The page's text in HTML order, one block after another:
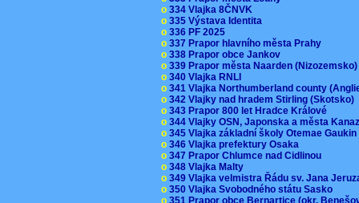
o 334 Vlajka 8ČNVK
o 335 Výstava Identita
o 336 PF 2025
o 337 Prapor hlavního města Prahy
o 338 Prapor obce Jankov
o 339 Prapor města Naarden
o 340 Vlajka RNLI
o 341 Vlajka Northumberland county
o 342 Vlajky nad hradem Stirling (Skotsko)
o 343 Prapor 800 let Hradce Králové
o 344 Vlajky OSN, Japonska a města
o 345 Vlajka základní školy Otemae
o 346 Vlajka prefektury Osaka
o 347 Prapor Chlumce nad Cidlinou
o 348 Vlajka Malty
o 349 Vlajka velmistra Řádu sv. Jana
o 350 Vlajka Svobodného státu Sasko
o 351 Prapor obce Bernartice (okr.